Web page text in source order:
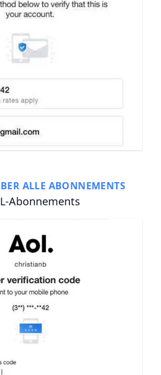
ALLE ABONNEMENTS
Abonnements